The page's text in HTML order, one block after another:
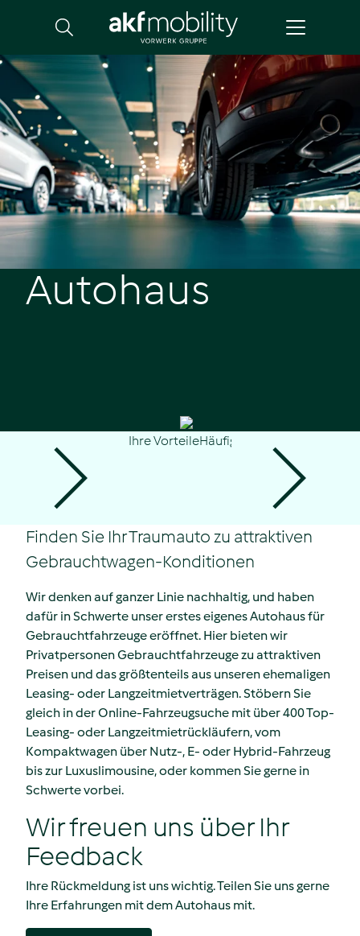
Autohaus
Ihre VorteileHäufige Fragen
Finden Sie Ihr Traumauto zu attraktiven
Gebrauchtwagen-Konditionen
Wir denken auf ganzer Linie nachhaltig, und haben
dafür in Schwerte unser erstes eigenes Autohaus für
Gebrauchtfahrzeuge eröffnet. Hier bieten wir
Privatpersonen Gebrauchtfahrzeuge zu attraktiven
Preisen und das größtenteils aus unseren ehemaligen
Leasing- oder Langzeitmietverträgen. Stöbern Sie
gleich in der Online-Fahrzeugsuche mit über 400 Top-
Leasing- oder Langzeitmietrückläufern, vom
Kompaktwagen über Nutz-, E- oder Hybrid-Fahrzeug
bis zur Luxuslimousine, oder kommen Sie gerne in
Schwerte vorbei.
Wir freuen uns über Ihr
Feedback
Ihre Rückmeldung ist uns wichtig. Teilen Sie uns gerne
Ihre Erfahrungen mit dem Autohaus mit.